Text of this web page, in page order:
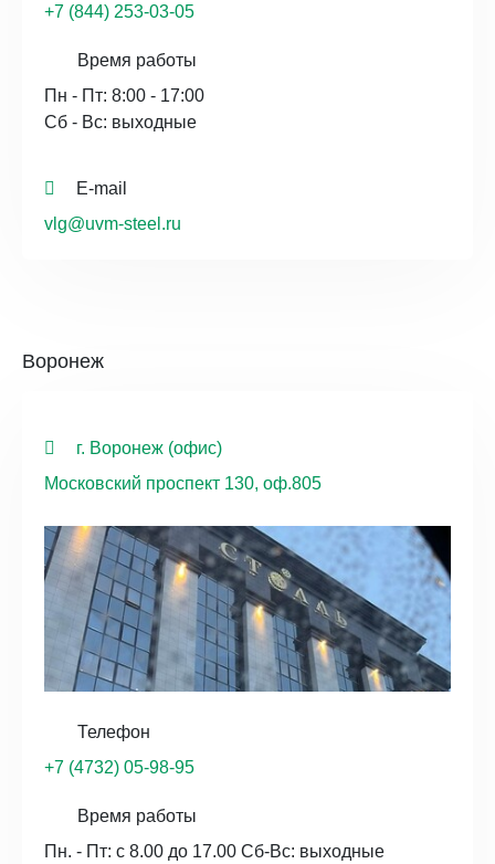
+7 (844) 253-03-05
Время работы
Пн - Пт: 8:00 - 17:00
Сб - Вс: выходные
E-mail
vlg@uvm-steel.ru
Воронеж
г. Воронеж (офис)
Московский проспект 130, оф.805
Телефон
+7 (4732) 05-98-95
Время работы
Пн. - Пт: с 8.00 до 17.00 Сб-Вс: выходные